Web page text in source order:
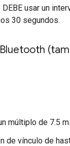
usar un
30 segundos.
múltiplo de 7.5
de vínculo de